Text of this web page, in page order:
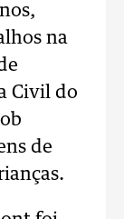
na
Civil do
de